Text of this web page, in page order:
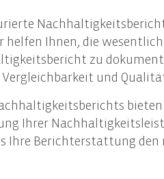
Tax Compliance
und Geltungsbereich der CSRD
und
des Nachhaltigkeitsberichts
helfen Ihnen, die
zu
Vergleichbarkeit und
Ihrer
Ihre Berichterstattung